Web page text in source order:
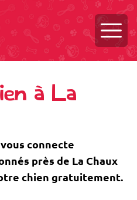
à La
connecte
près de La Chaux
chien gratuitement.